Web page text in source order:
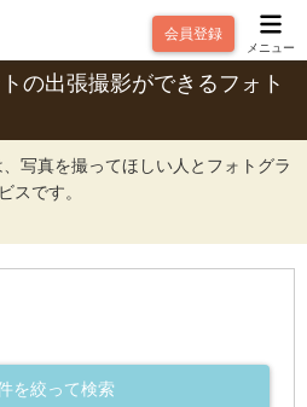
会員登録
メニュー
の出張撮影ができるフォト
写真を撮ってほしい人とフォトグラ
スです。
を絞って検索